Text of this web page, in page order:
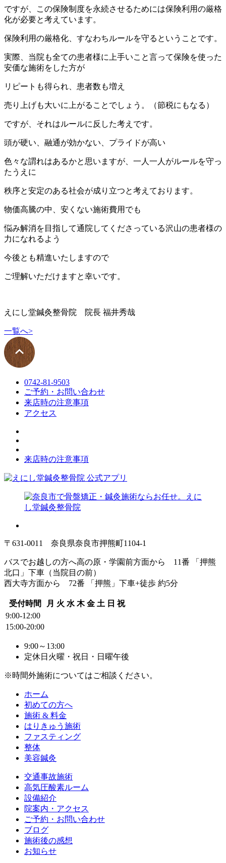
ですが、この保険制度を永続させるためには保険利用の厳格
化が必要と考えています。
保険利用の厳格化、すなわちルールを守るということです。
実際、当院も全ての患者様に上手いこと言って保険を使った
安価な施術をした方が
リピートも得られ、患者数も増え
売り上げも大いに上がることでしょう。（節税にもなる）
ですが、それはルールに反した考えです。
頭が硬い、融通が効かない、プライドが高い
色々な謂れはあるかと思いますが、一人一人がルールを守っ
たうえに
秩序と安定のある社会が成り立つと考えております。
物価高騰の中、安くない施術費用でも
悩み解消を目指して通院してくださっている沢山の患者様の
力になれるよう
今後とも精進いたしますので
ご理解いただけますと幸いです。
えにし堂鍼灸整骨院 院長 福井秀哉
一覧へ>
0742-81-9503
ご予約・お問い合わせ
来店時の注意事項
アクセス
来店時の注意事項
〒631-0011 奈良県奈良市押熊町1104-1
バスでお越しの方へ高の原・学園前方面から 11番 「押熊
北口」下車（当院目の前）
西大寺方面から 72番 「押熊」下車+徒歩 約5分
受付時間 月 火 水 木 金 土 日 祝
9:00-12:00
15:00-20:00
9:00～13:00
定休日 火曜・祝日・日曜午後
※時間外施術についてはご相談ください。
ホーム
初めての方へ
施術 & 料金
はりきゅう施術
ファスティング
整体
美容鍼灸
交通事故施術
高気圧酸素ルーム
設備紹介
院案内・アクセス
ご予約・お問い合わせ
ブログ
施術後の感想
お知らせ